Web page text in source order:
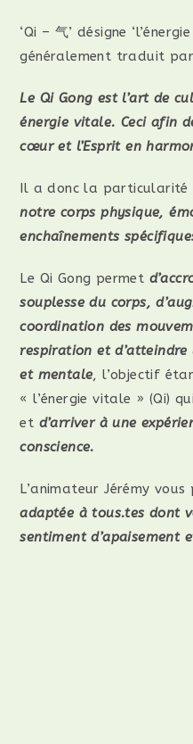
‘Qi – 气’ désigne
généralement traduit par
Le Qi Gong est l’art de
énergie vitale. Ceci afin
cœur et l’Esprit en
Il a donc la particularité
notre corps physique,
enchaînements
Le Qi Gong permet
souplesse du corps,
coordination des
respiration et
et mentale, l’objectif
« l’énergie vitale » (Qi)
et d’arriver à une
conscience.
L’animateur Jérémy
adaptée à tous.tes dont
sentiment d’apaisement